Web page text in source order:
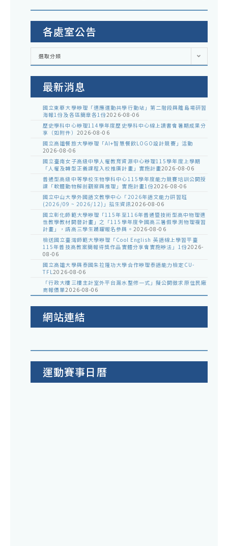
各處室公告
各
室
選取分類
最新消息
國立東華大學辦理「適應運動共學行動站」第二階段與離島場研習
海報1份及各區簡章各1份2026-08-06
歷史學科中心辦理114學年度歷史學科中心線上讀書會暑期成果分
享（如附件） 2026-08-06
國立高雄餐旅大學辦理「AI+智慧餐飲LOGO設計競賽」活動
2026-08-06
國立臺南女子高級中學人權教育資源中心辦理115學年度上學期
「人權及轉型正義課程入校推廣計畫」實施計畫2026-08-06
普通型高級中等學校生物學科中心115學年度能力競賽培訓公開授
課「軟體動物解剖觀察與推理」實施計畫1份2026-08-06
國立中山大學外國語文教學中心「2026年語文能力研習班
(2026/09 ~ 2026/12)」招生資訊2026-08-06
國立彰化師範大學辦理「115年至116年普通暨技術型高中物理適
性教學教材開發計畫」之「115學年度全國高三暑假學測物理複習
計畫」，請高三學生踴躍報名參與。 2026-08-06
檢送國立臺灣師範大學辦理「Cool English 英語線上學習平臺
115年普技高教案簡報得獎作品實體分享會實施辦法」1份2026-
08-06
國立高雄大學與泰國朱拉隆功大學合作辦理泰語能力檢定CU-
TFL2026-08-06
「行政大樓三樓主計室外平台漏水整修一式」擬公開徵求原住民廠
商報價單2026-08-06
網站連結
運動賽事日曆